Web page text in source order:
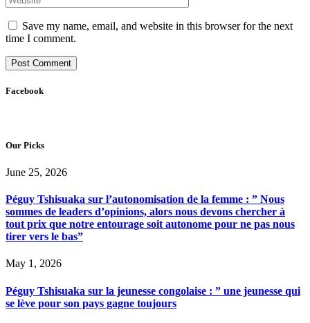
Save my name, email, and website in this browser for the next
time I comment.
Facebook
Our Picks
June 25, 2026
Péguy Tshisuaka sur l’autonomisation de la femme : ” Nous
sommes de leaders d’opinions, alors nous devons chercher à
tout prix que notre entourage soit autonome pour ne pas nous
tirer vers le bas”
May 1, 2026
Péguy Tshisuaka sur la jeunesse congolaise : ” une jeunesse qui
se lève pour son pays gagne toujours